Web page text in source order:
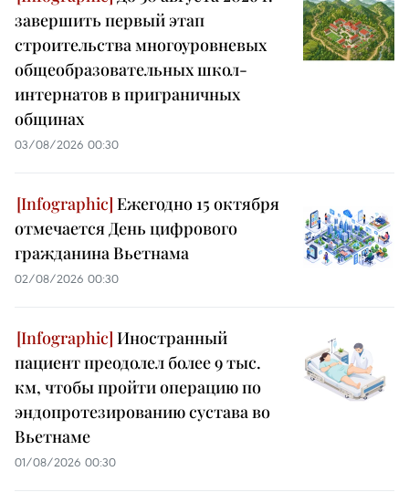
завершить первый этап
строительства многоуровневых
общеобразовательных школ-
интернатов в приграничных
общинах
03/08/2026 00:30
Ежегодно 15 октября
отмечается День цифрового
гражданина Вьетнама
02/08/2026 00:30
Иностранный
пациент преодолел более 9 тыс.
км, чтобы пройти операцию по
эндопротезированию сустава во
Вьетнаме
01/08/2026 00:30